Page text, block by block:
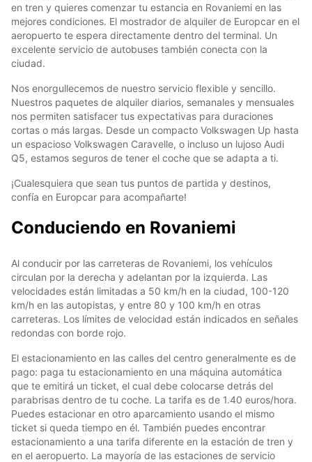
en tren y quieres comenzar tu estancia en Rovaniemi en las
mejores condiciones. El mostrador de alquiler de Europcar en el
aeropuerto te espera directamente dentro del terminal. Un
excelente servicio de autobuses también conecta con la
ciudad.
Nos enorgullecemos de nuestro servicio flexible y sencillo.
Nuestros paquetes de alquiler diarios, semanales y mensuales
nos permiten satisfacer tus expectativas para duraciones
cortas o más largas. Desde un compacto Volkswagen Up hasta
un espacioso Volkswagen Caravelle, o incluso un lujoso Audi
Q5, estamos seguros de tener el coche que se adapta a ti.
¡Cualesquiera que sean tus puntos de partida y destinos,
confía en Europcar para acompañarte!
Conduciendo en Rovaniemi
Al conducir por las carreteras de Rovaniemi, los vehículos
circulan por la derecha y adelantan por la izquierda. Las
velocidades están limitadas a 50 km/h en la ciudad, 100-120
km/h en las autopistas, y entre 80 y 100 km/h en otras
carreteras. Los límites de velocidad están indicados en señales
redondas con borde rojo.
El estacionamiento en las calles del centro generalmente es de
pago: paga tu estacionamiento en una máquina automática
que te emitirá un ticket, el cual debe colocarse detrás del
parabrisas dentro de tu coche. La tarifa es de 1.40 euros/hora.
Puedes estacionar en otro aparcamiento usando el mismo
ticket si queda tiempo en él. También puedes encontrar
estacionamiento a una tarifa diferente en la estación de tren y
en el aeropuerto. La mayoría de las estaciones de servicio